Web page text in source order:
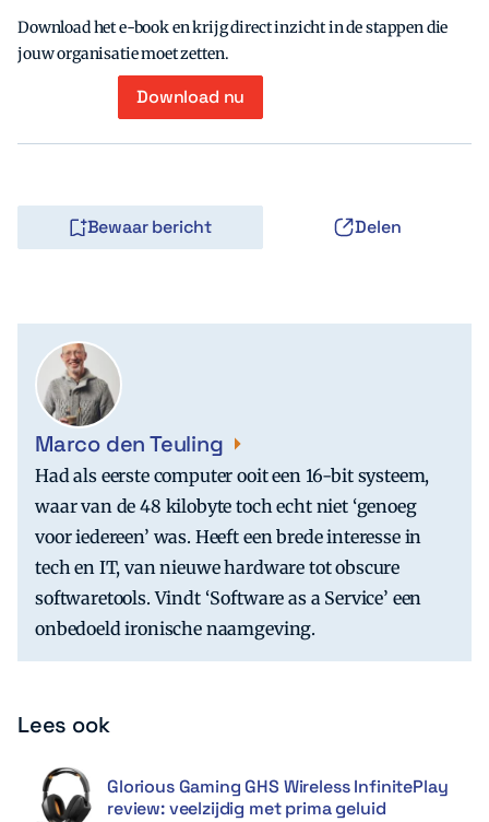
Download het e-book en krijg direct inzicht in de stappen die
jouw organisatie moet zetten.
Download nu
Bewaar bericht Delen
Marco den Teuling
Had als eerste computer ooit een 16-bit systeem,
waar van de 48 kilobyte toch echt niet ‘genoeg
voor iedereen’ was. Heeft een brede interesse in
tech en IT, van nieuwe hardware tot obscure
softwaretools. Vindt ‘Software as a Service’ een
onbedoeld ironische naamgeving.
Lees ook
Glorious Gaming GHS Wireless InfinitePlay
review: veelzijdig met prima geluid